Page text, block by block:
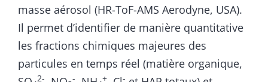
masse aérosol (HR-ToF-AMS Aerodyne, USA).
Il permet d’identifier de manière quantitative
les fractions chimiques majeures des
particules en temps réel (matière organique,
2- - + -